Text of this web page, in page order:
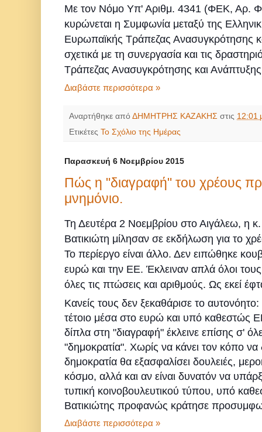
Με τον Νόμο Υπ' Αριθμ. 4341 (ΦΕΚ, Αρ.
κυρώνεται η Συμφωνία μεταξύ της
Ευρωπαϊκής Τράπεζας Ανασυγκρότησης
σχετικά με τη συνεργασία και τις
Τράπεζας Ανασυγκρότησης και
Διαβάστε περισσότερα »
Αναρτήθηκε από ΔΗΜΗΤΡΗΣ ΚΑΖΑΚΗΣ στις 12:01
Ετικέτες Το Σχόλιο της Ημέρας
Παρασκευή 6 Νοεμβρίου 2015
Πώς η "διαγραφή" του χρέους
μνημόνιο.
Τη Δευτέρα 2 Νοεμβρίου στο Αιγάλεω, η
Βατικιώτη μίλησαν σε εκδήλωση για το
Το περίεργο είναι άλλο. Δεν ειπώθηκε
ευρώ και την ΕΕ. Έκλειναν απλά όλοι
όλες τις πτώσεις και αριθμούς. Ως εκεί
Κανείς τους δεν ξεκαθάρισε το αυτονόητο:
τέτοιο μέσα στο ευρώ και υπό
δίπλα στη "διαγραφή" έκλεινε επίσης σ'
"δημοκρατία". Χωρίς να κάνει τον κόπο να
δημοκρατία θα εξασφαλίσει δουλειές,
κόσμο, αλλά και αν είναι δυνατόν να
τυπική κοινοβουλευτικού τύπου, υπό
Βατικιώτης προφανώς κράτησε
Διαβάστε περισσότερα »